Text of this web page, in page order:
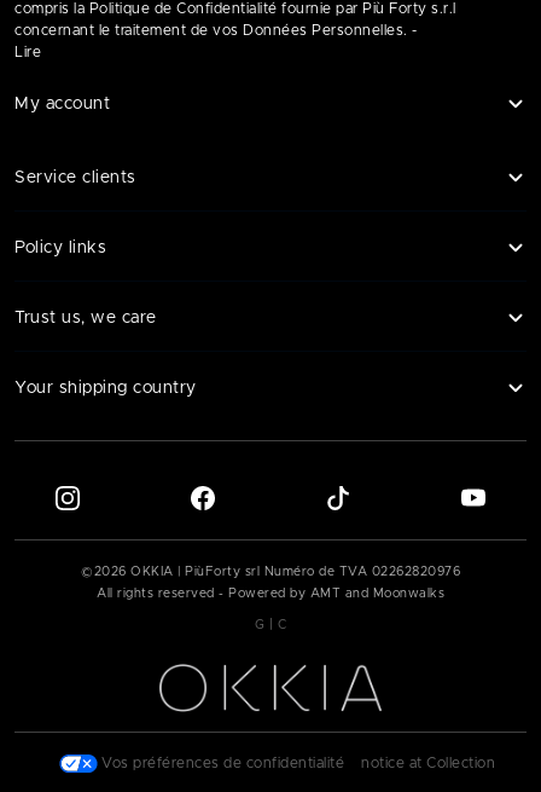
compris la Politique de Confidentialité fournie par Più Forty s.r.l
concernant le traitement de vos Données Personnelles. -
Lire
My account
Service clients
Policy links
Trust us, we care
Your shipping country
© 2026 OKKIA | PiùForty srl Numéro de TVA 02262820976
All rights reserved - Powered by AMT and Moonwalks
G C
Vos préférences de confidentialité notice at Collection